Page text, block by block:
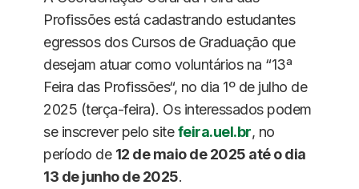
Profissões está cadastrando estudantes
egressos dos Cursos de Graduação que
desejam atuar como voluntários na “13ª
Feira das Profissões“, no dia 1º de julho de
2025 (terça-feira). Os interessados podem
se inscrever pelo sitefeira.uel.br, no
período de 12 de maio de 2025 até o dia
13 de junho de 2025.